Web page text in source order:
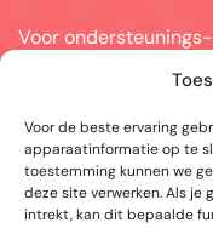
Voor de beste ervaring
apparaatinformatie op te
toestemming kunnen we
deze site verwerken. Als
intrekt, kan dit bepaalde
Voor
info@answerpal.eu
AnswerPal
Bisschoppenhoflaan
2100 Antwerpen
België